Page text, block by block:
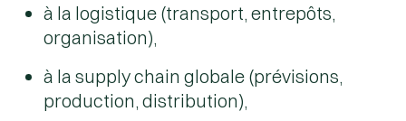
à la logistique (transport, entrepôts,
organisation),
à la supply chain globale (prévisions,
production, distribution),